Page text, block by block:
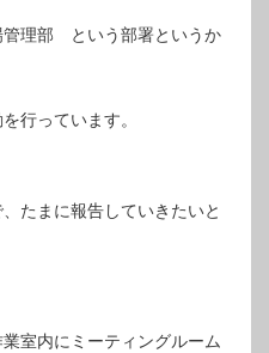
理部 という部署というか
行っています。
たまに報告していきたいと
室内にミーティングルーム